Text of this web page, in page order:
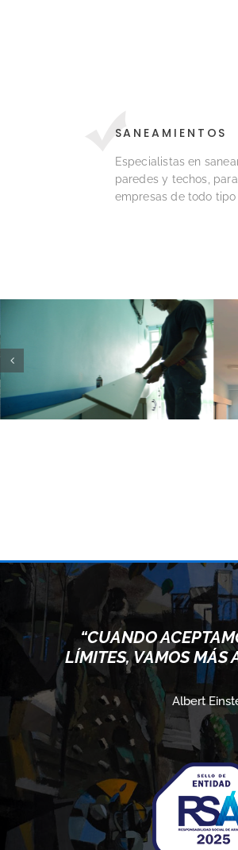
SANEAMIENTOS
Especialistas en
paredes y techos,
empresas de todo tipo
“CUANDO
LÍMITES, VAMOS MÁS
Albert